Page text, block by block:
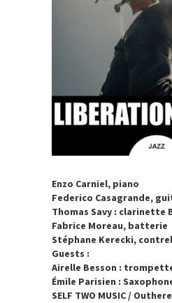
Enzo Carniel, piano
Federico Casagrande,
Thomas Savy : clarinette
Fabrice Moreau, batterie
Stéphane Kerecki,
Guests :
Airelle Besson :
Émile Parisien :
SELF TWO MUSIC /